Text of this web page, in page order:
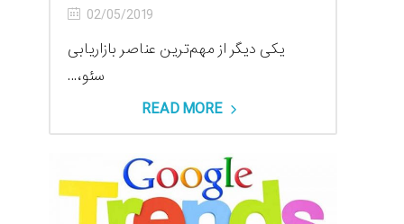
02/05/2019
یکی دیگر از مهم‌ترین عناصر بازاریابی
سئو،...
READ MORE